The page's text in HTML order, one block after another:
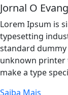
Jornal O
Lorem Ipsum is
typesetting
standard dummy
unknown printer
make a type
Saiba Mais